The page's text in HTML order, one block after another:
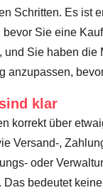
Schritten. Es ist
bevor Sie eine
und Sie haben die
anzupassen,
klar
korrekt über
Versand-,
oder
Das bedeutet